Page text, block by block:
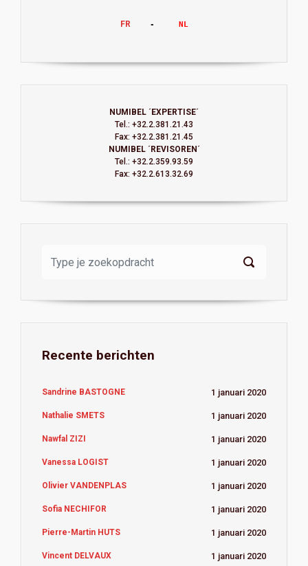
FR - NL
NUMIBEL ´EXPERTISE´
Tel.: +32.2.381.21.43
Fax: +32.2.381.21.45
NUMIBEL ´REVISOREN´
Tel.: +32.2.359.93.59
Fax: +32.2.613.32.69
Recente berichten
Sandrine BASTOGNE 1 januari 2020
Nathalie SMETS 1 januari 2020
Nawfal ZIZI 1 januari 2020
Vanessa LOGIST 1 januari 2020
Olivier VANDENPLAS 1 januari 2020
Sofia NECHIFOR 1 januari 2020
Pierre-Martin HUTS 1 januari 2020
Vincent DELVAUX 1 januari 2020